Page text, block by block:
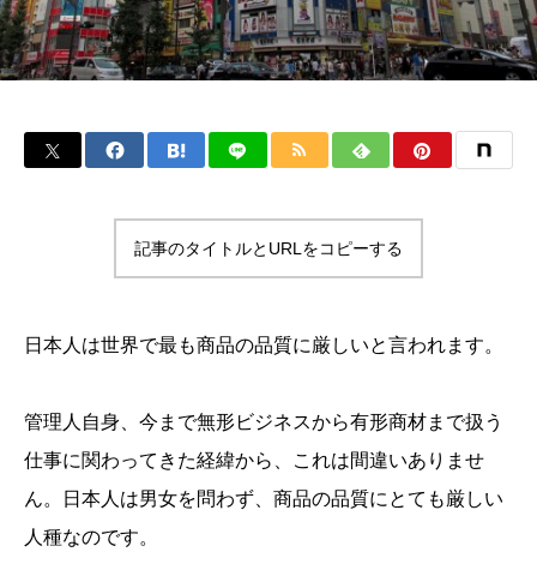
記事のタイトルとURLをコピーする
日本人は世界で最も商品の品質に厳しいと言われます。
管理人自身、今まで無形ビジネスから有形商材まで扱う
仕事に関わってきた経緯から、これは間違いありませ
ん。日本人は男女を問わず、商品の品質にとても厳しい
人種なのです。